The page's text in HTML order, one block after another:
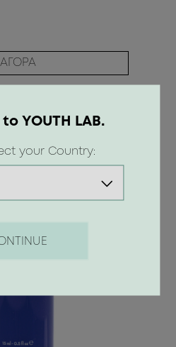
ΑΓΟΡΑ
YOUTH LAB.
your Country: